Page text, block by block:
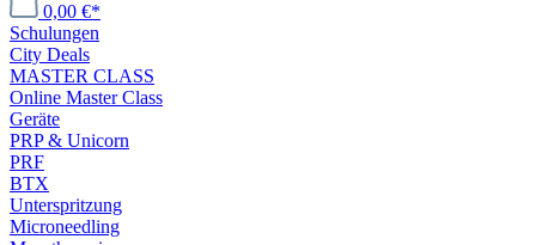
0,00 €*
Schulungen
City Deals
MASTER CLASS
Online Master Class
Geräte
PRP & Unicorn
PRF
BTX
Unterspritzung
Microneedling